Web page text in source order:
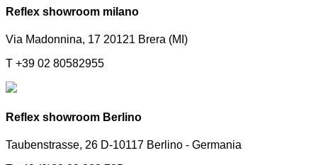
Reflex showroom milano
Via Madonnina, 17 20121 Brera (MI)
T +39 02 80582955
Reflex showroom Berlino
Taubenstrasse, 26 D-10117 Berlino - Germania